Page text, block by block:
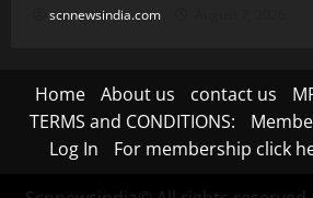
scnnewsindia.com
Home About us contact us
TERMS and CONDITIONS:
Log In
For membership click